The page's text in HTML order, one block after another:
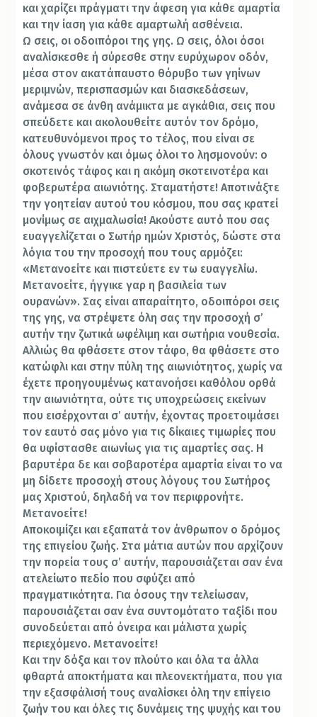
και χαρίζει πράγματι την άφεση για κάθε αμαρτία
και την ίαση για κάθε αμαρτωλή ασθένεια.
Ω σεις, οι οδοιπόροι της γης. Ω σεις, όλοι όσοι
αναλίσκεσθε ή σύρεσθε στην ευρύχωρον οδόν,
μέσα στον ακατάπαυστο θόρυβο των γηίνων
μεριμνών, περισπασμών και διασκεδάσεων,
ανάμεσα σε άνθη ανάμικτα με αγκάθια, σεις που
σπεύδετε και ακολουθείτε αυτόν τον δρόμο,
κατευθυνόμενοι προς το τέλος, που είναι σε
όλους γνωστόν και όμως όλοι το λησμονούν: ο
σκοτεινός τάφος και η ακόμη σκοτεινοτέρα και
φοβερωτέρα αιωνιότης. Σταματήστε! Αποτινάξτε
την γοητείαν αυτού του κόσμου, που σας κρατεί
μονίμως σε αιχμαλωσία! Ακούστε αυτό που σας
ευαγγελίζεται ο Σωτήρ ημών Χριστός, δώστε στα
λόγια του την προσοχή που τους αρμόζει:
«Μετανοείτε και πιστεύετε εν τω ευαγγελίω.
Μετανοείτε, ήγγικε γαρ η βασιλεία των
ουρανών». Σας είναι απαραίτητο, οδοιπόροι σεις
της γης, να στρέψετε όλη σας την προσοχή σ’
αυτήν την ζωτικά ωφέλιμη και σωτήρια νουθεσία.
Αλλιώς θα φθάσετε στον τάφο, θα φθάσετε στο
κατώφλι και στην πύλη της αιωνιότητος, χωρίς να
έχετε προηγουμένως κατανοήσει καθόλου ορθά
την αιωνιότητα, ούτε τις υποχρεώσεις εκείνων
που εισέρχονται σ’ αυτήν, έχοντας προετοιμάσει
τον εαυτό σας μόνο για τις δίκαιες τιμωρίες που
θα υφίστασθε αιωνίως για τις αμαρτίες σας. Η
βαρυτέρα δε και σοβαροτέρα αμαρτία είναι το να
μη δίδετε προσοχή στους λόγους του Σωτήρος
μας Χριστού, δηλαδή να τον περιφρονήτε.
Μετανοείτε!
Αποκοιμίζει και εξαπατά τον άνθρωπον ο δρόμος
της επιγείου ζωής. Στα μάτια αυτών που αρχίζουν
την πορεία τους σ’ αυτήν, παρουσιάζεται σαν ένα
ατελείωτο πεδίο που σφύζει από
πραγματικότητα. Για όσους την τελείωσαν,
παρουσιάζεται σαν ένα συντομότατο ταξίδι που
συνοδεύεται από όνειρα και μάλιστα χωρίς
περιεχόμενο. Μετανοείτε!
Και την δόξα και τον πλούτο και όλα τα άλλα
φθαρτά αποκτήματα και πλεονεκτήματα, που για
την εξασφάλισή τους αναλίσκει όλη την επίγειο
ζωήν του και όλες τις δυνάμεις της ψυχής και του